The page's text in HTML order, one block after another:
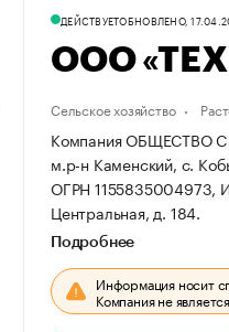
ДЕЙСТВУЕТОБНОВЛЕНО,
ООО
Сельское хозяйство
Компания ОБЩЕСТВО С
м.р-н Каменский, с.
ОГРН 1155835004973,
Центральная, д. 184.
Подробнее
Информация носит
Компания не